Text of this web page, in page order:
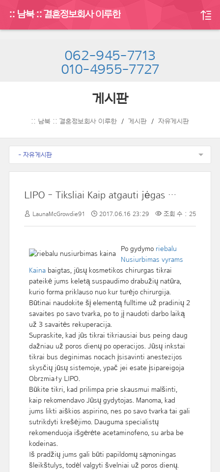
:: 남북 :: 결혼정보회사 이루한
062-945-7713
010-4955-7727
게시판
:: 남북 :: 결혼정보회사 이루한 게시판 자유게시판
- 자유게시판
LIPO - Tiksliai Kaip atgauti jėgas po liposuction chirurgija chirurginė procedūra
LaunaMcGrowdie91 2017.06.16 23:29 조회 수 : 25
Po gydymo riebalu
Nusiurbimas vyrams
Kainabaigtas, jūsų kosmetikos chirurgas tikrai
pateikė jums keletą suspaudimo drabužių natūra,
kurio forma priklauso nuo kur turėjo chirurgija.
Būtinai naudokite šį elementą fulltime už pradinių 2
savaites po savo tvarka, po to jį naudoti darbo laiką
už 3 savaitės rekuperacija.
Supraskite, kad jūs tikrai tikriausiai bus peing daug
dažniau už poros dienų po operacijos. Jūsų inkstai
tikrai bus deginimas nocach įsisavinti anestezijos
skysčių jūsų sistemoje, ypač jei esate įsipareigoja
Obrzmiały LIPO.
Būkite tikri, kad prilimpa prie skausmui malšinti,
kaip rekomendavo Jūsų gydytojas. Manoma, kad
jums likti aiškios aspirino, nes po savo tvarka tai gali
sutrikdyti krešėjimo. Dauguma specialistų
rekomenduoja išgėrėte acetaminofeno, su arba be
kodeinas.
Iš pradžių jums gali būti papildomų sąmoningas
šleikštulys, todėl valgyti švelniai už poros dienų.